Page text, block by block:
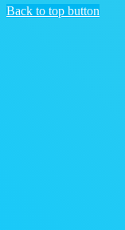
Back to top button